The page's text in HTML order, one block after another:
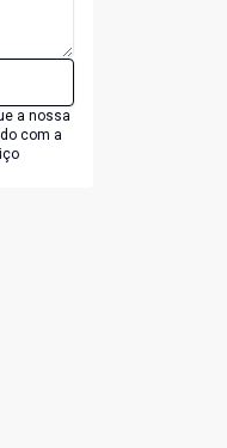
a nossa
com a